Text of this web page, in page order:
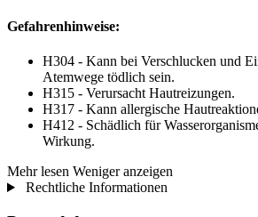
Gefahrenhinweise:
H304 - Kann bei Verschlucken und
Atemwege tödlich sein.
H315 - Verursacht Hautreizungen.
H317 - Kann allergische
H412 - Schädlich für
Wirkung.
Mehr lesen Weniger anzeigen
Rechtliche Informationen